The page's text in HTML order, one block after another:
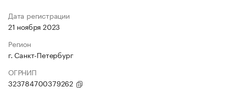
Дата регистрации
21 ноября 2023
Регион
г. Санкт-Петербург
ОГРНИП
323784700379262